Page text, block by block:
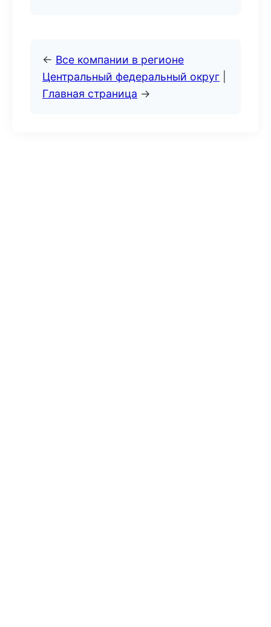
← Все компании в регионе
Центральный федеральный округ
Главная страница →